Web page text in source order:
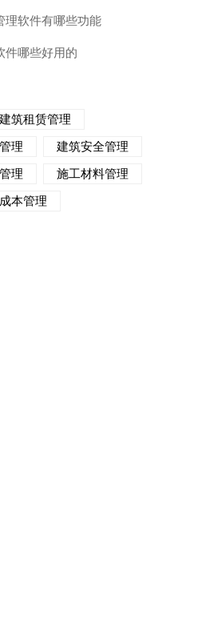
理软件有哪些功能
件哪些好用的
建筑租赁管理
理
建筑安全管理
理
施工材料管理
本管理